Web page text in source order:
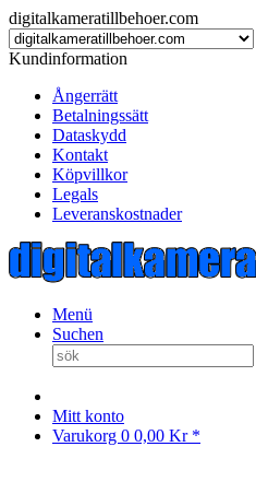
digitalkameratillbehoer.com
Kundinformation
Ångerrätt
Betalningssätt
Dataskydd
Kontakt
Köpvillkor
Legals
Leveranskostnader
Menü
Suchen
Mitt konto
Varukorg 0 0,00 Kr *